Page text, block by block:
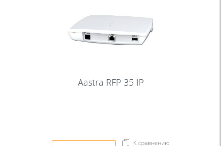
Aastra RFP 35 IP
К сравнению